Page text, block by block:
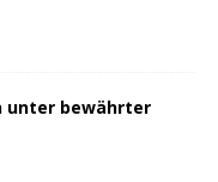
unter bewährter